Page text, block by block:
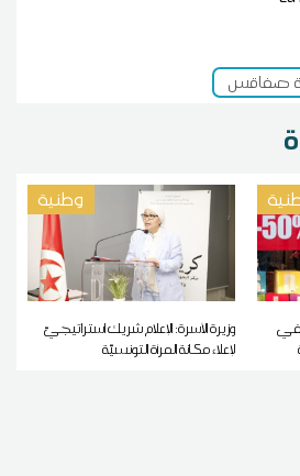
صفاقس
وطنية
وزيرة الأسرة: الإعلام شريك استراتيجيّ
لإعلاء مكانة المرأة التونسيّة